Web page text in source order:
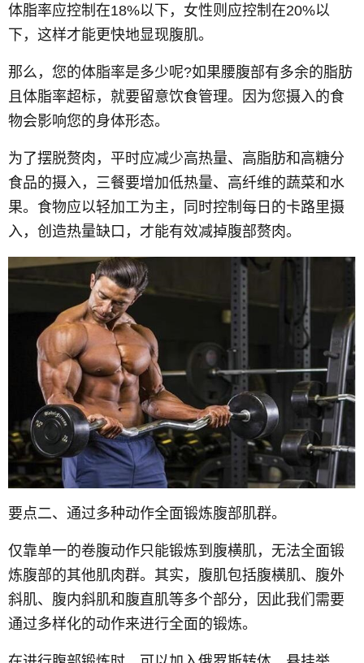
体脂率应控制在18%以下，女性则应控制在20%以
下，这样才能更快地显现腹肌。
那么，您的体脂率是多少呢?如果腰腹部有多余的脂肪
且体脂率超标，就要留意饮食管理。因为您摄入的食
物会影响您的身体形态。
为了摆脱赘肉，平时应减少高热量、高脂肪和高糖分
食品的摄入，三餐要增加低热量、高纤维的蔬菜和水
果。食物应以轻加工为主，同时控制每日的卡路里摄
入，创造热量缺口，才能有效减掉腹部赘肉。
要点二、通过多种动作全面锻炼腹部肌群。
仅靠单一的卷腹动作只能锻炼到腹横肌，无法全面锻
炼腹部的其他肌肉群。其实，腹肌包括腹横肌、腹外
斜肌、腹内斜肌和腹直肌等多个部分，因此我们需要
通过多样化的动作来进行全面的锻炼。